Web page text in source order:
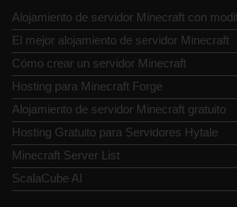
Alojamiento de servidor Minecraft con
El mejor alojamiento de servidor Minecraft
Cómo crear un servidor Minecraft
Hosting para Minecraft Forge
Alojamiento de servidor Minecraft gratuito
Hosting Gratuito para Servidores Hytale
Minecraft Server List
ScalaCube AI